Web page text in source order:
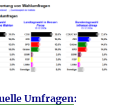
Umfragen: